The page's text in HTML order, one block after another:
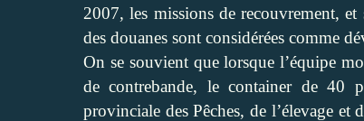
2007, les missions de recouvrement,
des douanes sont considérées comme
On se souvient que lorsque l’équipe
de contrebande, le container de 40
provinciale des Pêches, de l’élevage et